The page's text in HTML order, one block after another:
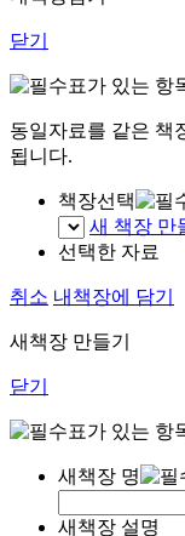
닫기
표가 있는 항
동일자료를 같은 책
됩니다.
책장선택
새 책장 만
선택한 자료
취소 내책장에 담기
새책장 만들기
닫기
표가 있는 항
새책장 명
새책장 설명